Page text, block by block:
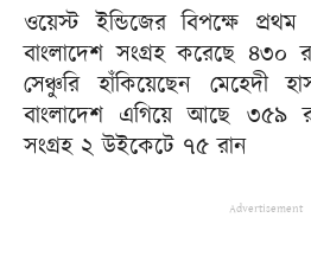
ওয়েস্ট ইন্ডিজের বিপক্ষে
বাংলাদেশ সংগ্রহ করেছে ৪৩০
সেঞ্চুরি হাঁকিয়েছেন মেহেদী
বাংলাদেশ এগিয়ে আছে ৩৫৯
সংগ্রহ ২ উইকেটে ৭৫ রান
Advertisement